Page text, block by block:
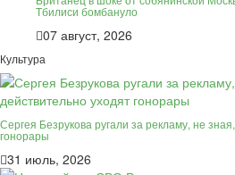
Тбилиси бомбануло
07 август, 2026
Культура
Сергея Безрукова ругали за рекламу, не
гонорары
31 июль, 2026